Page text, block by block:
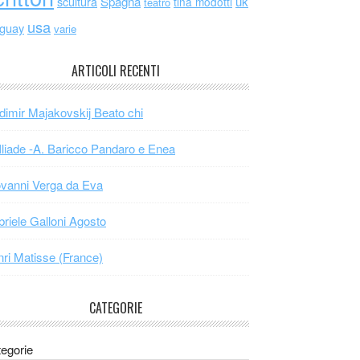
usa varie
ARTICOLI RECENTI
Majakovskij Beato chi
-A. Baricco Pandaro e Enea
Verga da Eva
Galloni Agosto
Matisse (France)
CATEGORIE